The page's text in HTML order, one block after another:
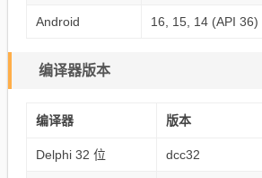
Android 16, 15, 14 (API 36)
编译器版本
编译器 版本
Delphi 32 位 dcc32